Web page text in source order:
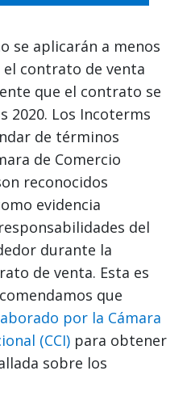
se aplicarán a menos
contrato de venta
que el contrato se
2020. Los Incoterms
de términos
de Comercio
reconocidos
evidencia
del
durante la
de venta. Esta es
que
por la Cámara
(CCI) para obtener
sobre los